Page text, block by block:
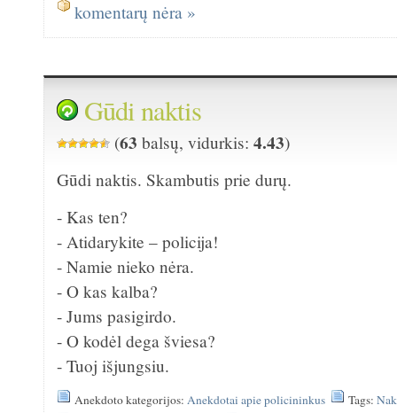
komentarų nėra »
Gūdi naktis
(63 balsų, vidurkis:4.43)
Gūdi naktis. Skambutis prie durų.
- Kas ten?
- Atidarykite – policija!
- Namie nieko nėra.
- O kas kalba?
- Jums pasigirdo.
- O kodėl dega šviesa?
- Tuoj išjungsiu.
Anekdoto kategorijos: Anekdotai apie policininkus Tags: